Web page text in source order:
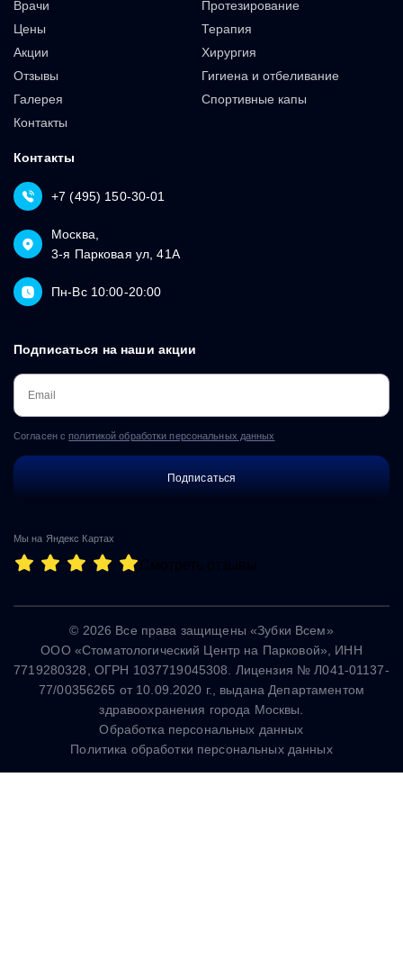
Врачи
Цены
Акции
Отзывы
Галерея
Контакты
Протезирование
Терапия
Хирургия
Гигиена и отбеливание
Спортивные капы
Контакты
+7 (495) 150-30-01
Москва,
3-я Парковая ул, 41А
Пн-Вс 10:00-20:00
Подписаться на наши акции
Согласен сполитикой обработки персональных данных
Мы на Яндекс Картах
Смотреть отзывы
© 2026 Все права защищены «Зубки Всем»
ООО «Стоматологический Центр на Парковой», ИНН
7719280328, ОГРН 1037719045308. Лицензия № Л041-01137-
77/00356265 от 10.09.2020 г., выдана Департаментом
здравоохранения города Москвы.
Обработка персональных данных
Политика обработки персональных данных